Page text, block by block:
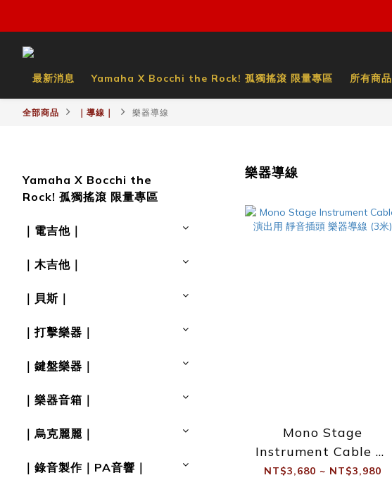
最新消息 Yamaha X Bocchi the Rock! 孤獨搖滾 限量專區 所有商品
全部商品 ｜導線｜ 樂器導線
Yamaha X Bocchi the
Rock! 孤獨搖滾 限量專區
｜電吉他｜
｜木吉他｜
｜貝斯｜
｜打擊樂器｜
｜鍵盤樂器｜
｜樂器音箱｜
｜烏克麗麗｜
｜錄音製作｜PA音響｜
樂器導線
Mono Stage
Instrument Cable 演
出用 靜音插頭 樂器導線
NT$3,680 ~ NT$3,980